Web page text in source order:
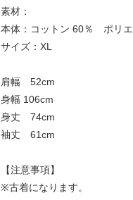
素材：
本体：コットン 60％ ポリエ
サイズ：XL
肩幅 52cm
身幅 106cm
身丈 74cm
袖丈 61cm
【注意事項】
※古着になります。